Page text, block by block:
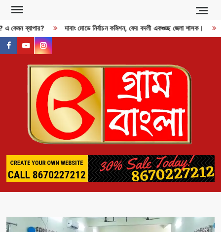
Skip
content
এ কেমন ব্যাপার? দাবাং মোডে নির্বাচন কমিশন, ফের বদলী একগুচ্ছ জেলা শাসক।
facebook
youtubeinstagram